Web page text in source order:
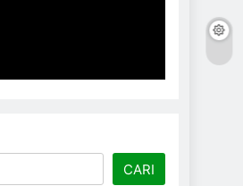
CARI